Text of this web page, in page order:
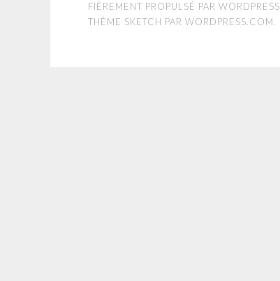
FIÈREMENT PROPULSÉ PAR WORDPRESS
THÈME SKETCH PAR WORDPRESS.COM